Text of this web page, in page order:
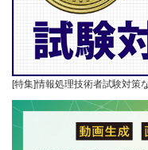
[特集]情報処理技術者試験対策